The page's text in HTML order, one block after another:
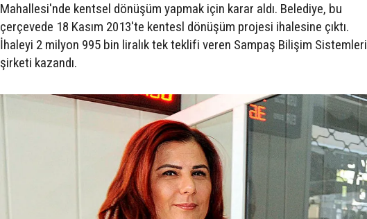
Mahallesi'nde kentsel dönüşüm yapmak için karar aldı. Belediye, bu
çerçevede 18 Kasım 2013'te kentesl dönüşüm projesi ihalesine çıktı.
İhaleyi 2 milyon 995 bin liralık tek teklifi veren Sampaş Bilişim Sistemleri
şirketi kazandı.